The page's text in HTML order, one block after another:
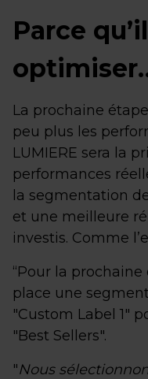
Parce
La prochaine
peu plus les
LUMIERE sera la
performances
la segmentation
et une meilleure
investis. Comme
“Pour la
place une
"Custom Label 1"
"Best Sellers".
"Nous